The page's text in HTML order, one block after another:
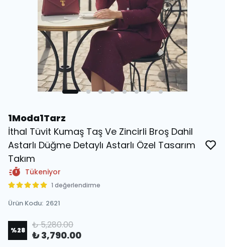
1Moda1Tarz
İthal Tüvit Kumaş Taş Ve Zincirli Broş Dahil
Astarlı Düğme Detaylı Astarlı Özel Tasarım
Takım
Tükeniyor
1 değerlendirme
Ürün Kodu: 2621
%28 ₺ 5,280.00
₺ 3,790.00